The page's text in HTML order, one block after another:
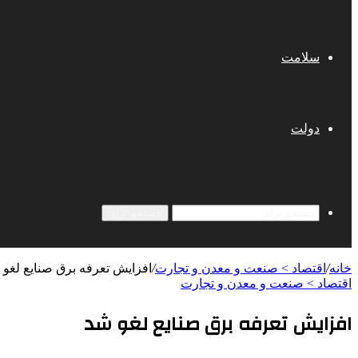
سلامت
دولت
خانه/ اقتصاد > صنعت و معدن و تجارت/ افزایش تعرفه‌ برق صنایع
اقتصاد > صنعت و معدن و تجارت
افزایش تعرفه‌ برق صنایع لغو شد